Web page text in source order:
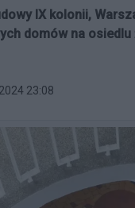
IX kolonii,
domów na
23:08